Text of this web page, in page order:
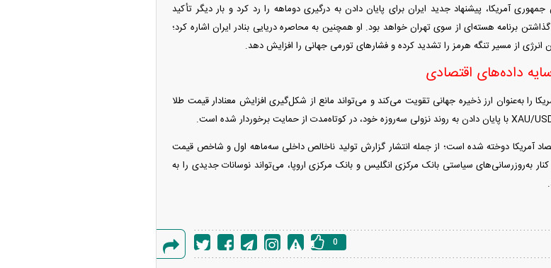
آمریکا، پیشنهاد جدید ایران برای پایان دادن به درگیری دوماهه را رد کرد و بار دیگر تأکید
برنامه هسته‌ای از سوی تهران خواهد بود. او همچنین به محاصره دریایی بنادر ایران اشاره کرد؛
انرژی از مسیر تنگه هرمز را تشدید کرده و فشارهای تورمی جهانی را افزایش دهد.
داده‌های اقتصادی
را به‌عنوان ارز ذخیره جهانی تقویت می‌کند و می‌تواند مانع از شکل‌گیری افزایش معنادار قیمت طلا
آمریکا دوخته شده است؛ از جمله انتشار گزارش تولید ناخالص داخلی سه‌ماهه اول و شاخص قیمت
به‌روزرسانی‌های سیاستی بانک مرکزی انگلیس و بانک مرکزی اروپا، می‌تواند نوسانات جدیدی را به
گزارش
0